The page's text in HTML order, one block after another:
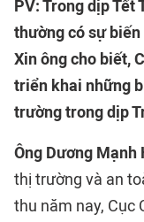
PV: Trong dịp Tết
thường có sự biến
Xin ông cho biết,
triển khai những
trường trong dịp
Ông Dương Mạnh
thị trường và an
thu năm nay, Cục